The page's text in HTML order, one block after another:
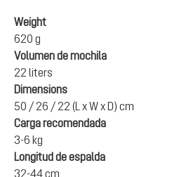
Weight
620 g
Volumen de mochila
22 liters
Dimensions
50 / 26 / 22 (L x W x D) cm
Carga recomendada
3-6 kg
Longitud de espalda
32-44 cm